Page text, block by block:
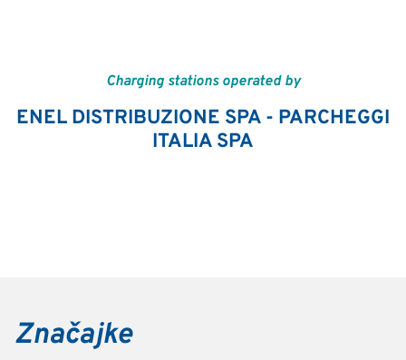
Charging stations operated by
ENEL DISTRIBUZIONE SPA - PARCHEGGI
ITALIA SPA
Značajke